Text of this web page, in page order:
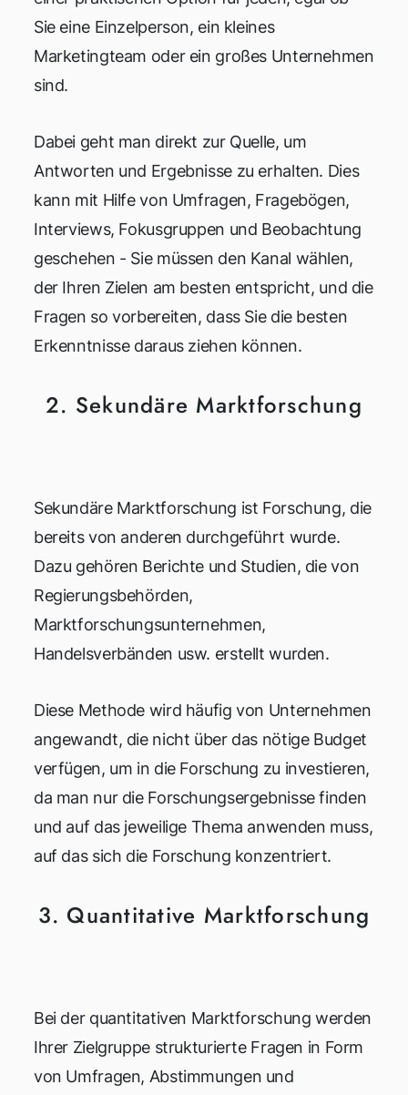
Sie eine Einzelperson, ein kleines
Marketingteam oder ein großes Unternehmen
sind.
Dabei geht man direkt zur Quelle, um
Antworten und Ergebnisse zu erhalten. Dies
kann mit Hilfe von Umfragen, Fragebögen,
Interviews, Fokusgruppen und Beobachtung
geschehen - Sie müssen den Kanal wählen,
der Ihren Zielen am besten entspricht, und die
Fragen so vorbereiten, dass Sie die besten
Erkenntnisse daraus ziehen können.
2. Sekundäre Marktforschung
Sekundäre Marktforschung ist Forschung, die
bereits von anderen durchgeführt wurde.
Dazu gehören Berichte und Studien, die von
Regierungsbehörden,
Marktforschungsunternehmen,
Handelsverbänden usw. erstellt wurden.
Diese Methode wird häufig von Unternehmen
angewandt, die nicht über das nötige Budget
verfügen, um in die Forschung zu investieren,
da man nur die Forschungsergebnisse finden
und auf das jeweilige Thema anwenden muss,
auf das sich die Forschung konzentriert.
3. Quantitative Marktforschung
Bei der quantitativen Marktforschung werden
Ihrer Zielgruppe strukturierte Fragen in Form
von Umfragen, Abstimmungen und